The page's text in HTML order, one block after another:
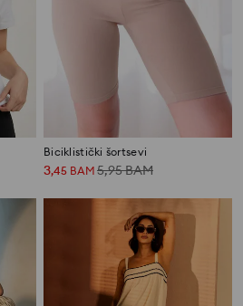
Biciklistički šortsevi
3,45 BAM 5,95BAM